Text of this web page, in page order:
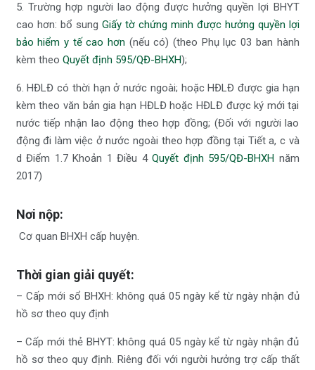
5. Trường hợp người lao động được hưởng quyền lợi BHYT
cao hơn: bổ sung Giấy tờ chứng minh được hưởng quyền lợi
bảo hiểm y tế cao hơn (nếu có) (theo Phụ lục 03 ban hành
kèm theo Quyết định 595/QĐ-BHXH);
6. HĐLĐ có thời hạn ở nước ngoài; hoặc HĐLĐ được gia hạn
kèm theo văn bản gia hạn HĐLĐ hoặc HĐLĐ được ký mới tại
nước tiếp nhận lao động theo hợp đồng; (Đối với người lao
động đi làm việc ở nước ngoài theo hợp đồng tại Tiết a, c và
d Điểm 1.7 Khoản 1 Điều 4 Quyết định 595/QĐ-BHXH năm
2017)
Nơi nộp:
Cơ quan BHXH cấp huyện.
Thời gian giải quyết:
– Cấp mới sổ BHXH: không quá 05 ngày kể từ ngày nhận đủ
hồ sơ theo quy định
– Cấp mới thẻ BHYT: không quá 05 ngày kể từ ngày nhận đủ
hồ sơ theo quy định. Riêng đối với người hưởng trợ cấp thất